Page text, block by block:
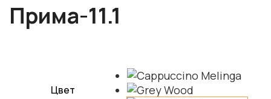
Прима-11.1
Цвет